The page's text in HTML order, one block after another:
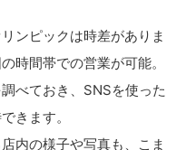
ンピックは時差がありま
時間帯での営業が可能。
べておき、SNSを使った
きます。
内の様子や写真も、こま